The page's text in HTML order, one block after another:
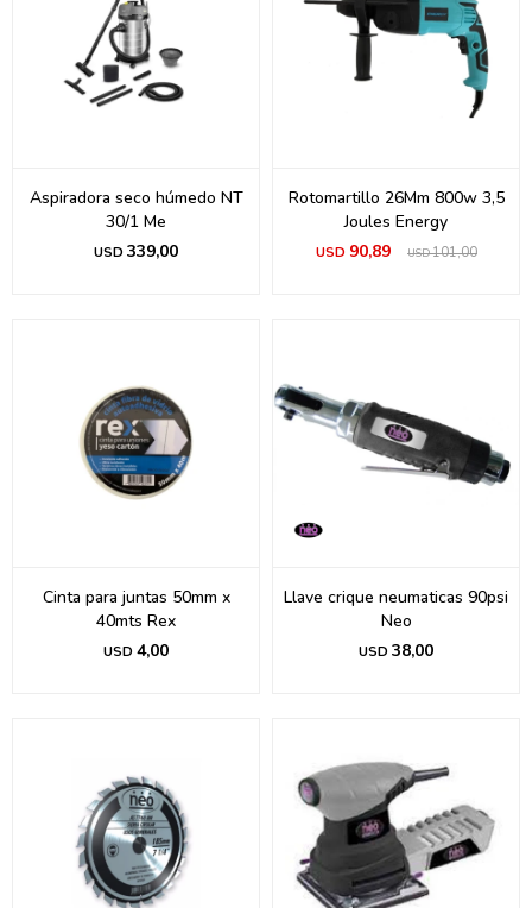
Aspiradora seco húmedo NT
30/1 Me
USD 339,00
Rotomartillo 26Mm 800w 3,5
Joules Energy
USD 90,89 USD101,00
Cinta para juntas 50mm x
40mts Rex
USD 4,00
Llave crique neumaticas 90psi
Neo
USD 38,00